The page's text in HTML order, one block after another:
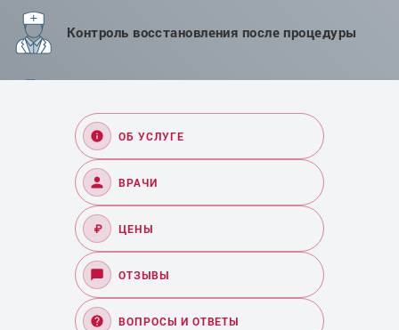
Контроль восстановления после процедуры
лечения
ОБ УСЛУГЕ
ВРАЧИ
₽ ЦЕНЫ
ОТЗЫВЫ
ВОПРОСЫ И ОТВЕТЫ